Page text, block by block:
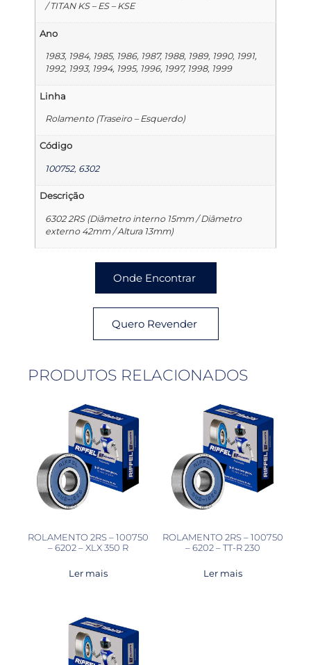
/ TITAN KS – ES – KSE
Ano
1983, 1984, 1985, 1986, 1987, 1988, 1989, 1990, 1991,
1992, 1993, 1994, 1995, 1996, 1997, 1998, 1999
Linha
Rolamento (Traseiro – Esquerdo)
Código
100752, 6302
Descrição
6302 2RS (Diâmetro interno 15mm / Diâmetro
externo 42mm / Altura 13mm)
Onde Encontrar
Quero Revender
PRODUTOS RELACIONADOS
ROLAMENTO 2RS – 100750
– 6202 – XLX 350 R
Ler mais
ROLAMENTO 2RS – 100750
– 6202 – TT-R 230
Ler mais